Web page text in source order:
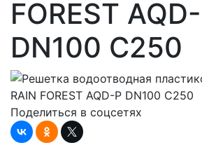
FOREST
DN100 С250
Поделиться в соцсетях